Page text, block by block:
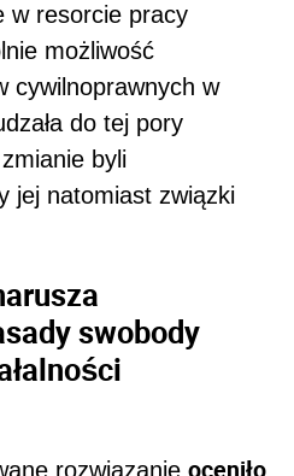
w resorcie pracy
możliwość
cywilnoprawnych w
do tej pory
byli
jej natomiast związki
swobody
rozwiązanie oceniło